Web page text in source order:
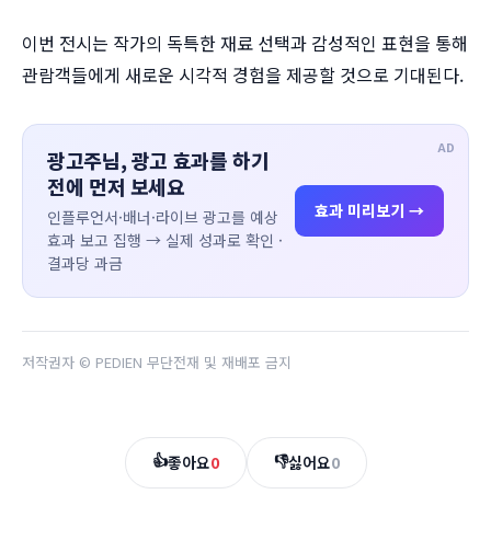
이번 전시는 작가의 독특한 재료 선택과 감성적인 표현을 통해
관람객들에게 새로운 시각적 경험을 제공할 것으로 기대된다.
AD
광고주님, 광고 효과를 하기
전에 먼저 보세요
인플루언서·배너·라이브 광고를 예상
효과 보고 집행 → 실제 성과로 확인 ·
결과당 과금
효과 미리보기 →
저작권자 © PEDIEN 무단전재 및 재배포 금지
👍좋아요0 👎싫어요0